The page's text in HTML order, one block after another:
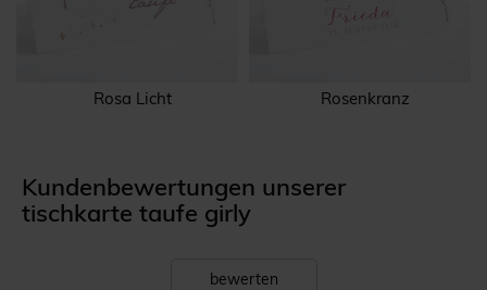
Rosa Licht Rosenkranz
Kundenbewertungen unserer
tischkarte taufe girly
bewerten